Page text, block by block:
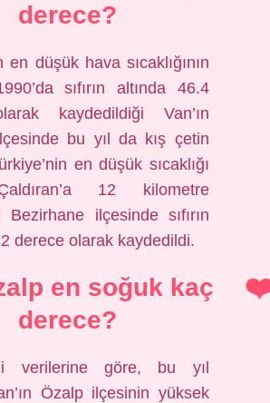
derece?
en düşük hava sıcaklığının
sıfırın altında 46.4
kaydedildiği Van’ın
bu yıl da kış çetin
en düşük sıcaklığı
12 kilometre
Bezirhane ilçesinde sıfırın
derece olarak kaydedildi.
en soğuk kaç
derece?
verilerine göre, bu yıl
Özalp ilçesinin yüksek